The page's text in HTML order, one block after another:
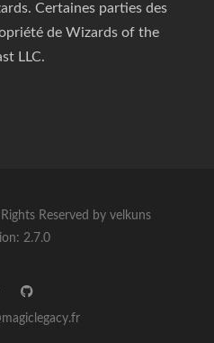
Certaines parties des
de Wizards of the
LLC.
Reserved by velkuns
2.7.0